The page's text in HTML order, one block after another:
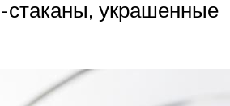
стаканы, украшенные